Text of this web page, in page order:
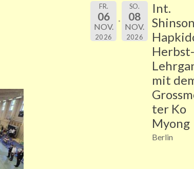
FR.
06
NOV.
2026
SO.
08
NOV.
2026
Int.
Shinson
Herbst-
mit
ter Ko
Myong
Berlin